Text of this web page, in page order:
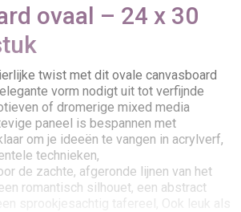
ovaal – 24 x 30
twist met dit ovale canvasboard
vorm nodigt uit tot verfijnde
of dromerige mixed media
paneel is bespannen met
om je ideeën te vangen in acrylverf,
technieken,
de zachte, afgeronde lijnen van het
romantisch silhouet, een abstract
sprookjesachtig tafereel, Ook leuk als